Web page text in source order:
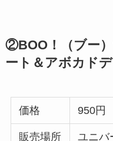
②BOO！（ブー
ート＆アボカド
価格 950円
販売場所 ユニバ